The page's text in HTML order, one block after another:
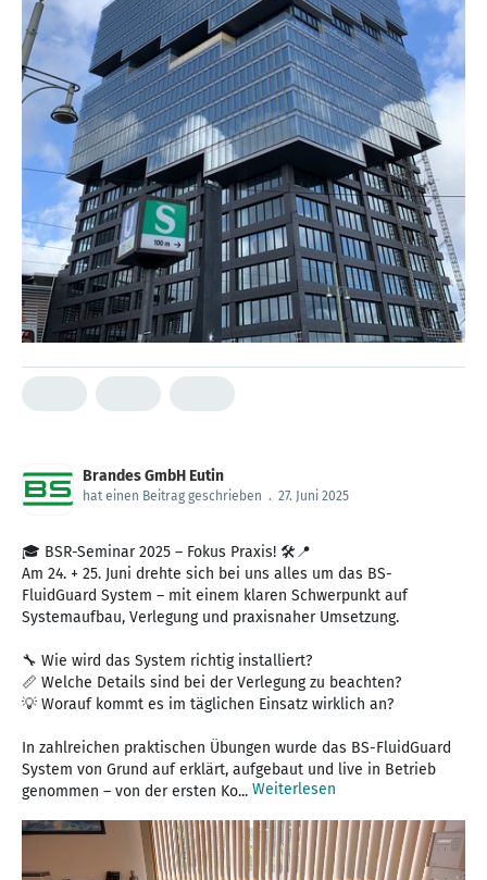
Brandes GmbH Eutin
hat einen Beitrag geschrieben . 27. Juni 2025
🎓 BSR-Seminar 2025 – Fokus Praxis! 🛠️📍
Am 24. + 25. Juni drehte sich bei uns alles um das BS-
FluidGuard System – mit einem klaren Schwerpunkt auf
Systemaufbau, Verlegung und praxisnaher Umsetzung.
🔧 Wie wird das System richtig installiert?
📏 Welche Details sind bei der Verlegung zu beachten?
💡 Worauf kommt es im täglichen Einsatz wirklich an?
In zahlreichen praktischen Übungen wurde das BS-FluidGuard
System von Grund auf erklärt, aufgebaut und live in Betrieb
genommen – von der ersten Ko... Weiterlesen